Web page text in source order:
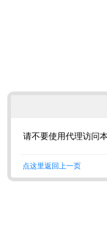
请不要使用代理访问
点这里返回上一页